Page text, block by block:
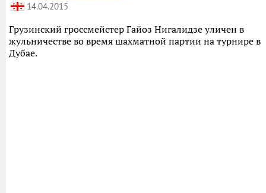
14.04.2015
Грузинский гроссмейстер Гайоз Нигалидзе уличен в
жульничестве во время шахматной партии на турнире в
Дубае.